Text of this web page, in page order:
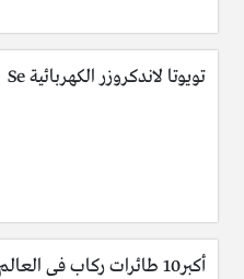
تويوتا لاندكروزر الكهربائية Se
أكبر10 طائرات ركاب فى العالم